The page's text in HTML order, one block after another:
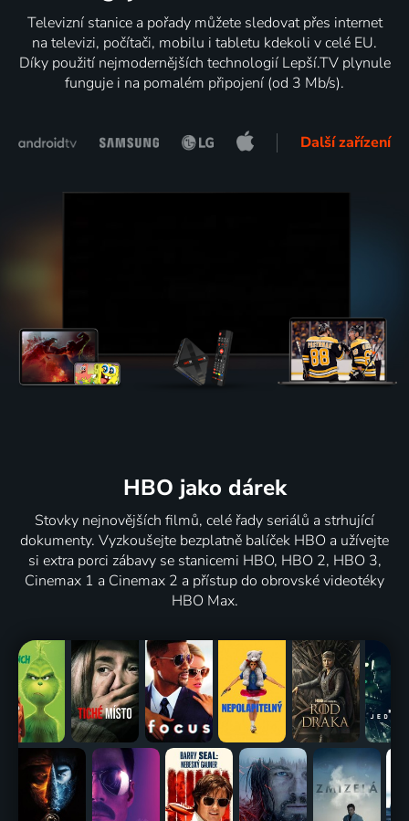
Televizní stanice a pořady můžete sledovat přes internet
na televizi, počítači, mobilu i tabletu kdekoli v celé EU.
Díky použití nejmodernějších technologií Lepší.TV plynule
funguje i na pomalém připojení (od 3 Mb/s).
Další zařízení
HBO jako dárek
Stovky nejnovějších filmů, celé řady seriálů a strhující
dokumenty. Vyzkoušejte bezplatně balíček HBO a užívejte
si extra porci zábavy se stanicemi HBO, HBO 2, HBO 3,
Cinemax 1 a Cinemax 2 a přístup do obrovské videotéky
HBO Max.